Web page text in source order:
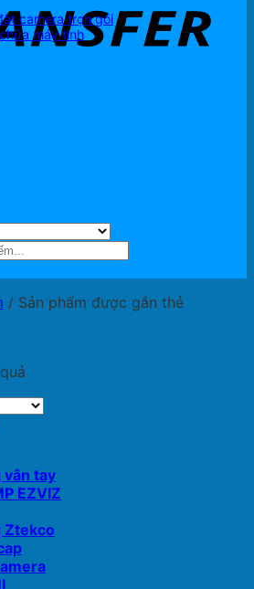
camera trọn gói
máy tính
/ Sản phẩm được gắn thẻ
vân tay
EZVIZ
Ztekco